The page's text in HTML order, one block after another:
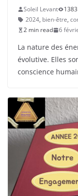
Soleil Levant
2024, bien-être,
2 min read
6
La nature des
évolutive. Elles
conscience